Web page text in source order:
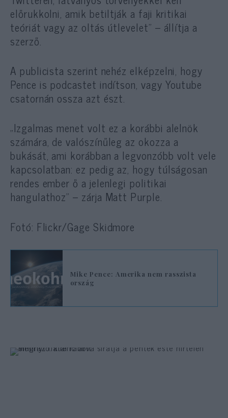
előrukkolni, amik betiltják a faji kritikai
teóriát vagy az oltás útlevelet” – állítja a
szerző.
A publicista szerint nehéz elképzelni, hogy
Pence is podcastet indítson, vagy Youtube
csatornán ossza azt észt.
„Izgalmas menet volt ez a korábbi alelnök
számára, de valószínűleg az okozza a
bukását, ami korábban a legvonzóbb volt vele
kapcsolatban: ez pedig az, hogy túlságosan
rendes ember ő a jelenlegi politikai
hangulathoz” – zárja Matt Purple.
Fotó: Flickr/Gage Skidmore
Mike Pence: Amerika nem rasszista
ország